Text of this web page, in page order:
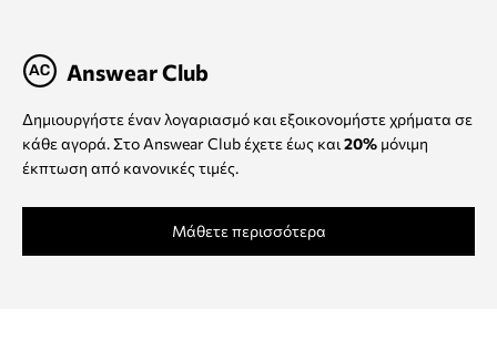
Answear Club
Δημιουργήστε έναν λογαριασμό και εξοικονομήστε χρήματα σε
κάθε αγορά. Στο Answear Club έχετε έως και 20% μόνιμη
έκπτωση από κανονικές τιμές.
Μάθετε περισσότερα